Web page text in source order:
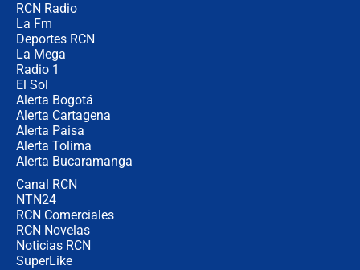
RCN Radio
La Fm
Deportes RCN
La Mega
Radio 1
El Sol
Alerta Bogotá
Alerta Cartagena
Alerta Paisa
Alerta Tolima
Alerta Bucaramanga
Canal RCN
NTN24
RCN Comerciales
RCN Novelas
Noticias RCN
SuperLike